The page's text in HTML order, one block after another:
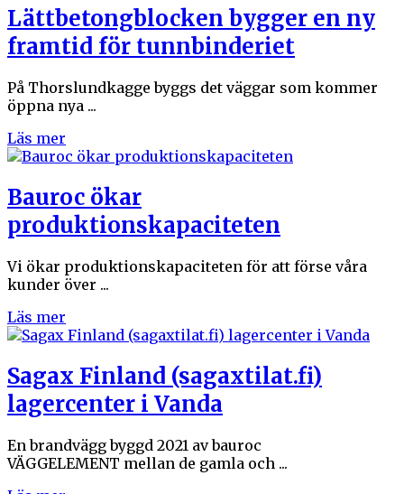
Lättbetongblocken bygger en ny
framtid för tunnbinderiet
På Thorslundkagge byggs det väggar som kommer
öppna nya ...
Läs mer
Bauroc ökar
produktionskapaciteten
Vi ökar produktionskapaciteten för att förse våra
kunder över ...
Läs mer
Sagax Finland (sagaxtilat.fi)
lagercenter i Vanda
En brandvägg byggd 2021 av bauroc
VÄGGELEMENT mellan de gamla och ...